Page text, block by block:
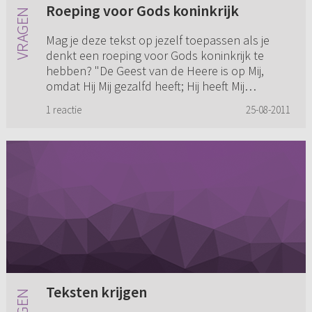
Roeping voor Gods koninkrijk
Mag je deze tekst op jezelf toepassen als je
denkt een roeping voor Gods koninkrijk te
hebben? "De Geest van de Heere is op Mij,
omdat Hij Mij gezalfd heeft; Hij heeft Mij
1 reactie 25-08-2011
Teksten krijgen